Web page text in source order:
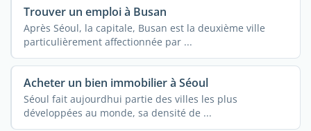
Trouver un emploi à Busan
Après Séoul, la capitale, Busan est la deuxième ville
particulièrement affectionnée par ...
Acheter un bien immobilier à Séoul
Séoul fait aujourdhui partie des villes les plus
développées au monde, sa densité de ...